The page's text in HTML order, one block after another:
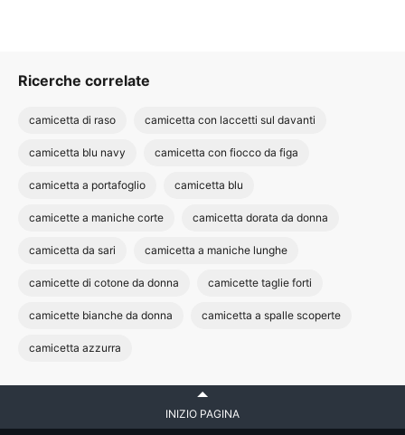
Ricerche correlate
camicetta di raso camicetta con laccetti sul davanti
camicetta blu navy camicetta con fiocco da figa
camicetta a portafoglio camicetta blu
camicette a maniche corte camicetta dorata da donna
camicetta da sari camicetta a maniche lunghe
camicette di cotone da donna camicette taglie forti
camicette bianche da donna camicetta a spalle scoperte
camicetta azzurra
INIZIO PAGINA